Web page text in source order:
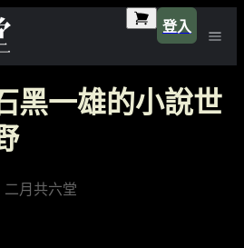
登入
黑一雄的小說世
月共六堂